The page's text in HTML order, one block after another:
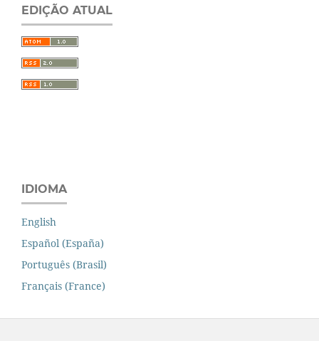
EDIÇÃO ATUAL
IDIOMA
English
Español (España)
Português (Brasil)
Français (France)